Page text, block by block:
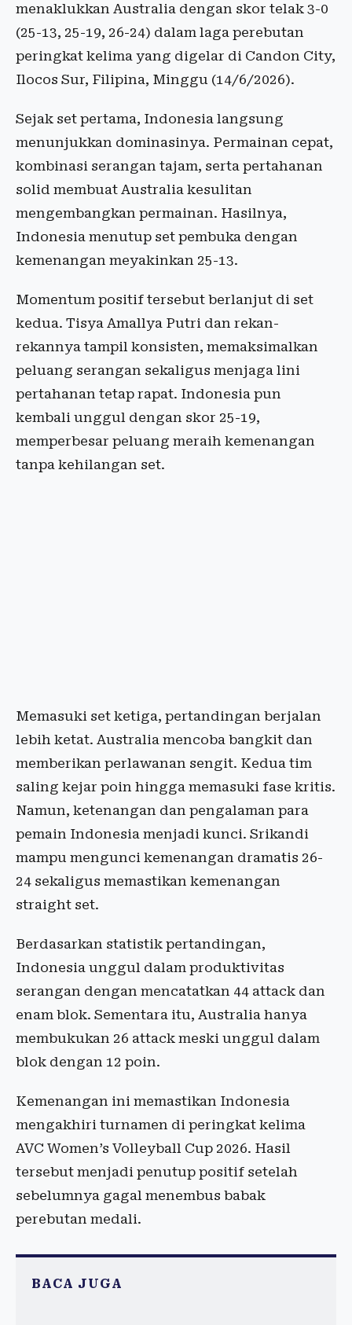
menaklukkan Australia dengan skor telak 3-0
(25-13, 25-19, 26-24) dalam laga perebutan
peringkat kelima yang digelar di Candon City,
Ilocos Sur, Filipina, Minggu (14/6/2026).
Sejak set pertama, Indonesia langsung
menunjukkan dominasinya. Permainan cepat,
kombinasi serangan tajam, serta pertahanan
solid membuat Australia kesulitan
mengembangkan permainan. Hasilnya,
Indonesia menutup set pembuka dengan
kemenangan meyakinkan 25-13.
Momentum positif tersebut berlanjut di set
kedua. Tisya Amallya Putri dan rekan-
rekannya tampil konsisten, memaksimalkan
peluang serangan sekaligus menjaga lini
pertahanan tetap rapat. Indonesia pun
kembali unggul dengan skor 25-19,
memperbesar peluang meraih kemenangan
tanpa kehilangan set.
Memasuki set ketiga, pertandingan berjalan
lebih ketat. Australia mencoba bangkit dan
memberikan perlawanan sengit. Kedua tim
saling kejar poin hingga memasuki fase kritis.
Namun, ketenangan dan pengalaman para
pemain Indonesia menjadi kunci. Srikandi
mampu mengunci kemenangan dramatis 26-
24 sekaligus memastikan kemenangan
straight set.
Berdasarkan statistik pertandingan,
Indonesia unggul dalam produktivitas
serangan dengan mencatatkan 44 attack dan
enam blok. Sementara itu, Australia hanya
membukukan 26 attack meski unggul dalam
blok dengan 12 poin.
Kemenangan ini memastikan Indonesia
mengakhiri turnamen di peringkat kelima
AVC Women’s Volleyball Cup 2026. Hasil
tersebut menjadi penutup positif setelah
sebelumnya gagal menembus babak
perebutan medali.
BACA JUGA